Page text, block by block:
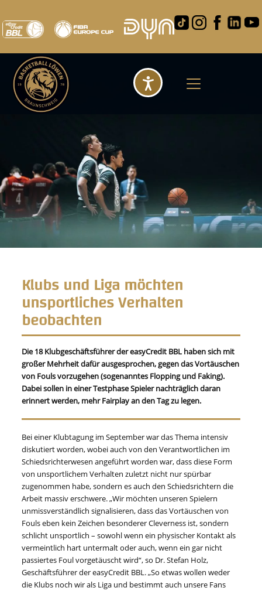
Klubs und Liga möchten
unsportliches Verhalten
beobachten
Die 18 Klubgeschäftsführer der easyCredit BBL haben sich mit
großer Mehrheit dafür ausgesprochen, gegen das Vortäuschen
von Fouls vorzugehen (sogenanntes Flopping und Faking).
Dabei sollen in einer Testphase Spieler nachträglich daran
erinnert werden, mehr Fairplay an den Tag zu legen.
Bei einer Klubtagung im September war das Thema intensiv
diskutiert worden, wobei auch von den Verantwortlichen im
Schiedsrichterwesen angeführt worden war, dass diese Form
von unsportlichem Verhalten zuletzt nicht nur spürbar
zugenommen habe, sondern es auch den Schiedsrichtern die
Arbeit massiv erschwere. „Wir möchten unseren Spielern
unmissverständlich signalisieren, dass das Vortäuschen von
Fouls eben kein Zeichen besonderer Cleverness ist, sondern
schlicht unsportlich – sowohl wenn ein physischer Kontakt als
vermeintlich hart untermalt oder auch, wenn ein gar nicht
passiertes Foul vorgetäuscht wird“, so Dr. Stefan Holz,
Geschäftsführer der easyCredit BBL. „So etwas wollen weder
die Klubs noch wir als Liga und bestimmt auch unsere Fans